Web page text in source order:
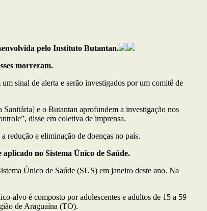
pelo Instituto Butantan.
morreram.
sinal de alerta e serão investigados por um comitê de
e o Butantan aprofundem a investigação nos
disse em coletiva de imprensa.
redução e eliminação de doenças no país.
no Sistema Único de Saúde.
Único de Saúde (SUS) em janeiro deste ano. Na
alvo é composto por adolescentes e adultos de 15 a 59
de Araguaína (TO).